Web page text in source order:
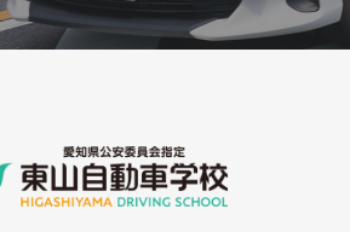
#21「AT(オートマ)・
#57「自動車学校卒業